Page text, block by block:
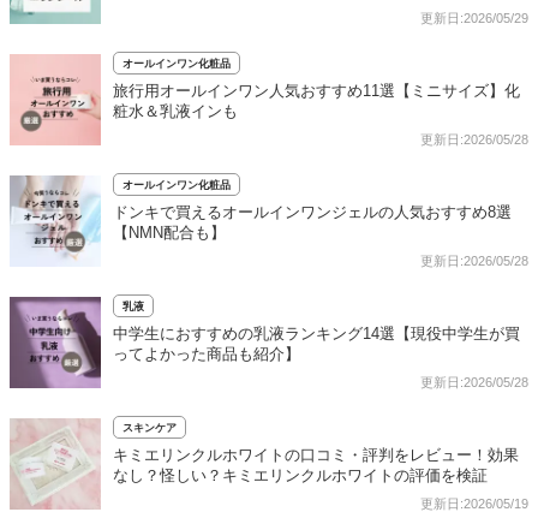
更新日:2026/05/29
オールインワン化粧品
旅行用オールインワン人気おすすめ11選【ミニサイズ】化
粧水＆乳液インも
更新日:2026/05/28
オールインワン化粧品
ドンキで買えるオールインワンジェルの人気おすすめ8選
【NMN配合も】
更新日:2026/05/28
乳液
中学生におすすめの乳液ランキング14選【現役中学生が買
ってよかった商品も紹介】
更新日:2026/05/28
スキンケア
キミエリンクルホワイトの口コミ・評判をレビュー！効果
なし？怪しい？キミエリンクルホワイトの評価を検証
更新日:2026/05/19